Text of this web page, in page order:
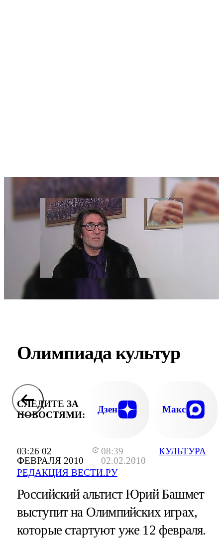
03:26 02
ФЕВРАЛЯ 2010
08:39
02.02.2010
РЕДАКЦИЯ ВЕСТИ.РУ
КУЛЬТУРА
Олимпиада культур
СЛЕДИТЕ ЗА
НОВОСТЯМИ:
Дзен Макс
Российский альтист Юрий Башмет
выступит на Олимпийских играх,
которые стартуют уже 12 февраля.